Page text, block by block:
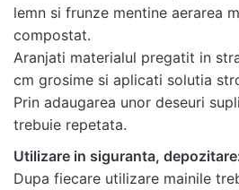
lemn si frunze mentine aerarea
compostat.
Aranjati materialul pregatit in
cm grosime si aplicati solutia
Prin adaugarea unor deseuri
trebuie repetata.
Utilizare in siguranta,
Dupa fiecare utilizare mainile